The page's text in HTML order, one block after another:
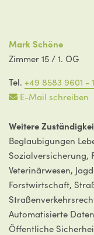
Mark Schöne
Zimmer 15 / 1. OG
Tel. +49 8583 9601 -
E-Mail schreiben
Weitere
Beglaubigungen
Sozialversicherung,
Veterinärwesen,
Forstwirtschaft,
Automatisierte
Öffentliche